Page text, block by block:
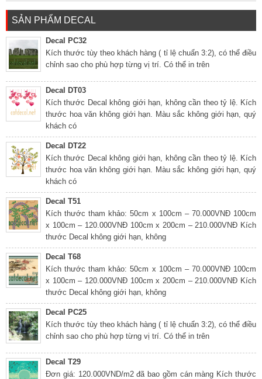
SẢN PHẨM DECAL
Decal PC32
Kích thước tùy theo khách hàng ( tỉ lệ chuẩn 3:2), có thể điều
chỉnh sao cho phù hợp từng vị trí. Có thể in trên
Decal DT03
Kích thước Decal không giới hạn, không cần theo tỷ lệ. Kích
thước hoa văn không giới hạn. Màu sắc không giới hạn, quý
khách có
Decal DT22
Kích thước Decal không giới hạn, không cần theo tỷ lệ. Kích
thước hoa văn không giới hạn. Màu sắc không giới hạn, quý
khách có
Decal T51
Kích thước tham khảo: 50cm x 100cm – 70.000VNĐ 100cm
x 100cm – 120.000VNĐ 100cm x 200cm – 210.000VNĐ Kích
thước Decal không giới hạn, không
Decal T68
Kích thước tham khảo: 50cm x 100cm – 70.000VNĐ 100cm
x 100cm – 120.000VNĐ 100cm x 200cm – 210.000VNĐ Kích
thước Decal không giới hạn, không
Decal PC25
Kích thước tùy theo khách hàng ( tỉ lệ chuẩn 3:2), có thể điều
chỉnh sao cho phù hợp từng vị trí. Có thể in trên
Decal T29
Đơn giá: 120.000VND/m2 đã bao gồm cán màng Kích thước